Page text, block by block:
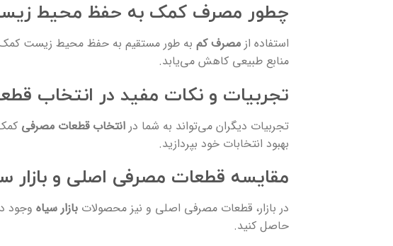
چطور مصرف کمک به حفظ محیط
استفاده از مصرف کم به طور مستقیم به حفظ محیط زیست کمک
منابع طبیعی کاهش می‌یابد.
تجربیات و نکات مفید در انتخاب
تجربیات دیگران می‌تواند به شما در انتخاب قطعات مصرفی
بهبود انتخابات خود بپردازید.
مقایسه قطعات مصرفی اصلی و بازار
در بازار، قطعات مصرفی اصلی و نیز محصولات بازار سیاه وجود
حاصل کنید.